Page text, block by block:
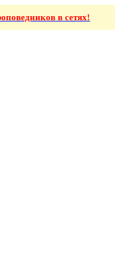
в сетях!